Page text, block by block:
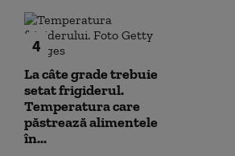
4
La câte grade trebuie
setat frigiderul.
Temperatura care
păstrează alimentele
în...